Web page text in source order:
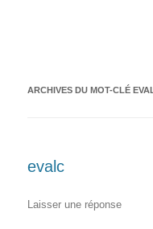
ARCHIVES DU MOT-CLÉ
evalc
Laisser une réponse